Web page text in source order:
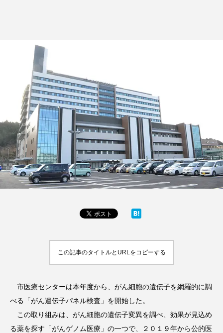
この記事のタイトルとURLをコピーする
市医療センターは本年度から、がん細胞の遺伝子を網羅的に調
べる「がん遺伝子パネル検査」を開始した。
この取り組みは、がん細胞の遺伝子変異を調べ、効果が見込め
る薬を探す「がんゲノム医療」の一つで、２０１９年から公的医